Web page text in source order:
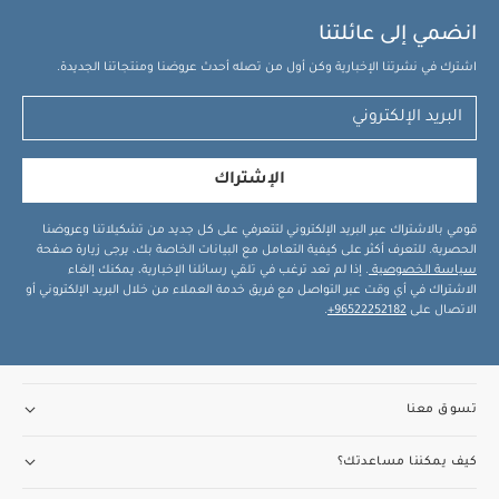
انضمي إلى عائلتنا
اشترك في نشرتنا الإخبارية وكن أول من تصله أحدث عروضنا ومنتجاتنا الجديدة.
الإشتراك
قومي بالاشتراك عبر البريد الإلكتروني لتتعرفي على كل جديد من تشكيلاتنا وعروضنا
الحصرية. للتعرف أكثر على كيفية التعامل مع البيانات الخاصة بك، يرجى زيارة صفحة
سياسة الخصوصية . إذا لم تعد ترغب في تلقي رسائلنا الإخبارية، يمكنك إلغاء
الاشتراك في أي وقت عبر التواصل مع فريق خدمة العملاء من خلال البريد الإلكتروني أو
الاتصال على 96522252182+
.
تسوق معنا
كيف يمكننا مساعدتك؟